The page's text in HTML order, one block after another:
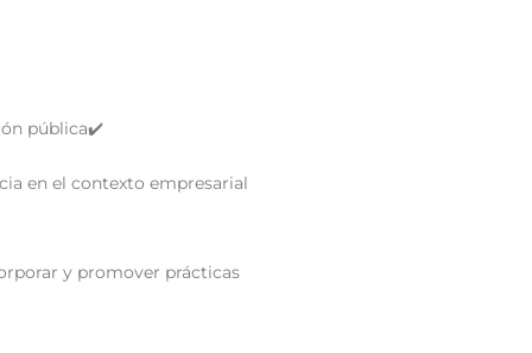
pública✔️
en el contexto empresarial
y promover prácticas